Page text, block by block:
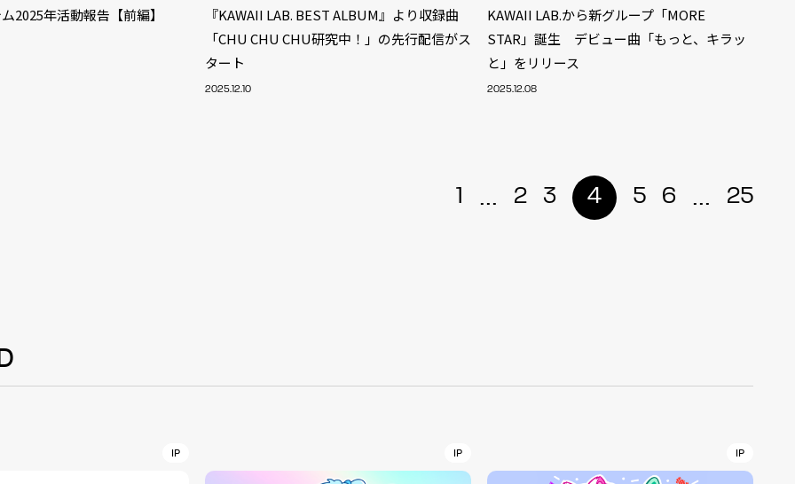
2025年活動報告【前編】
『KAWAII LAB. BEST ALBUM』より収録曲
「CHU CHU CHU研究中！」の先行配信がス
タート
2025.12.10
KAWAII LAB.から新グループ「MORE
STAR」誕生 デビュー曲「もっと、キラッ
と」をリリース
2025.12.08
1 ... 2 3 4 5 6 ... 25
IP IP IP
ARTIST 40 MODEL/TALENT33
CREATOR